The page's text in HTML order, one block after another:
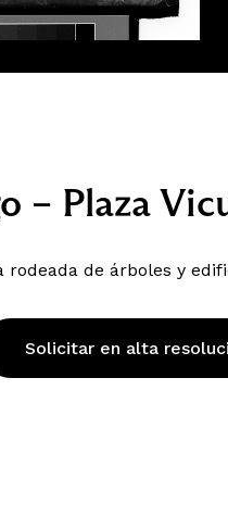
– Plaza
de árboles y
Solicitar en alta